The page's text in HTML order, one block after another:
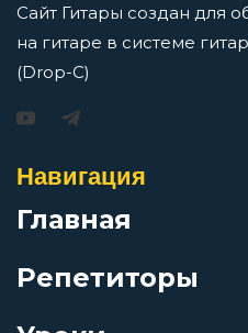
Ещё один дождь
Железный орех
За пижоном пижон
гитары
Перейти
Сайт Гитары создан для
на гитаре в системе
(Drop-C)
Навигация
Главная
Репетиторы